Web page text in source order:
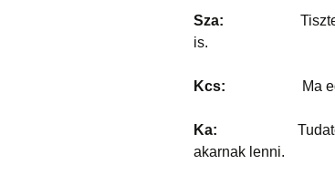
Sza: Tisztelem az
is.
Kcs: Ma együtt
Ka: Tudatomban
akarnak lenni.